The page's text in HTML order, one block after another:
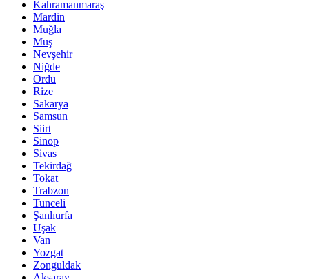
Kahramanmaraş
Mardin
Muğla
Muş
Nevşehir
Niğde
Ordu
Rize
Sakarya
Samsun
Siirt
Sinop
Sivas
Tekirdağ
Tokat
Trabzon
Tunceli
Şanlıurfa
Uşak
Van
Yozgat
Zonguldak